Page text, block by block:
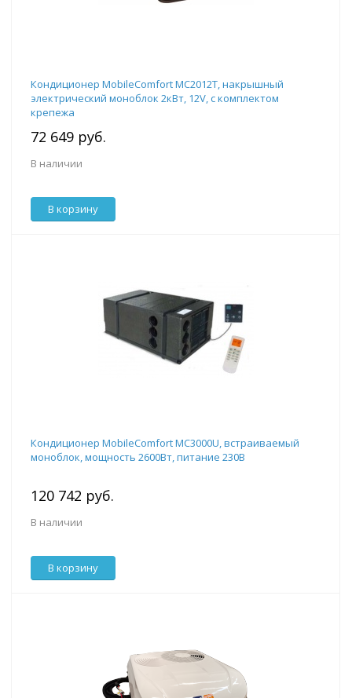
Кондиционер MobileComfort MC2012T, накрышный
электрический моноблок 2кВт, 12V, с комплектом
крепежа
72 649 руб.
В наличии
В корзину
Кондиционер MobileComfort MC3000U, встраиваемый
моноблок, мощность 2600Вт, питание 230B
120 742 руб.
В наличии
В корзину